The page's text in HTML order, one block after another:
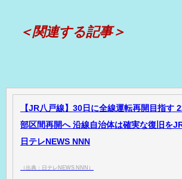
＜関連する記事＞
【JR八戸線】30日に全線運転再開目指す
部区間再開へ 沿線自治体は確実な復旧を
日テレNEWS NNN
（出典：日テレNEWS NNN）